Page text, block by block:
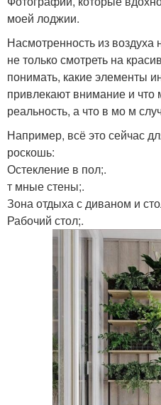
моей лоджии.
Насмотренность из
не только смотреть на
понимать, какие элементы
привлекают внимание и что
реальность, а что в мо м
Например, всё это сейчас
роскошь:
Остекление в пол;.
т мные стены;.
Зона отдыха с диваном и
Рабочий стол;.